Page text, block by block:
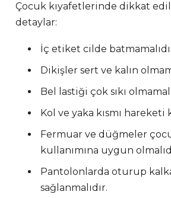
Çocuk kıyafetlerinde dikkat
detaylar:
İç etiket cilde
Dikişler sert ve kalın
Bel lastiği çok sıkı
Kol ve yaka kısmı hareketi
Fermuar ve düğmeler
kullanımına uygun
Pantolonlarda oturup
sağlanmalıdır.